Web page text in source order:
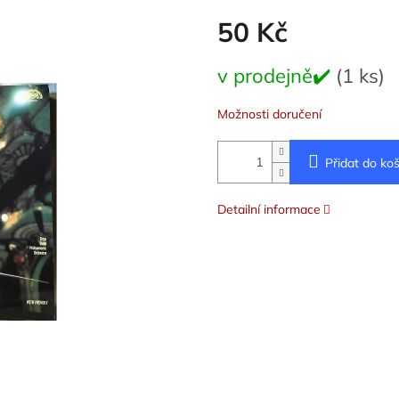
50 Kč
cena:
v prodejně✔️ (1 ks)
Možnosti doručení
Přidat do
Detailní informace